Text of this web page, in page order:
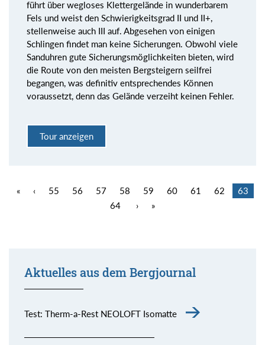
führt über wegloses Klettergelände in wunderbarem
Fels und weist den Schwierigkeitsgrad II und II+,
stellenweise auch III auf. Abgesehen von einigen
Schlingen findet man keine Sicherungen. Obwohl viele
Sanduhren gute Sicherungsmöglichkeiten bieten, wird
die Route von den meisten Bergsteigern seilfrei
begangen, was definitiv entsprechendes Können
voraussetzt, denn das Gelände verzeiht keinen Fehler.
Tour anzeigen
« ‹ 55 56 57 58 59 60 61 62
63
64
› »
Aktuelles aus dem Bergjournal
Test: Therm-a-Rest NEOLOFT Isomatte